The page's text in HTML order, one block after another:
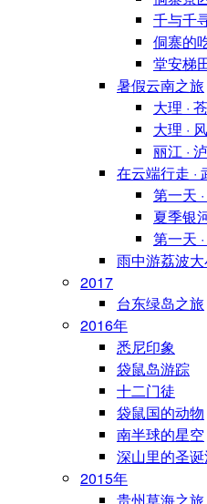
千与千
侗寨的
堂安梯
暑假云南之旅
大理 ·
大理 ·
丽江 ·
在云端行走 ·
第一天
夏季银
第一天
雨中游荔波
2017
台东绿岛之旅
2016年
悉尼印象
袋鼠岛游踪
十二门徒
袋鼠国的动物
南半球的星空
深山里的圣
2015年